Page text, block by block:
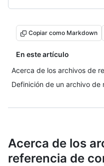
Copiar como Markdown
En este artículo
Acerca de los archivos de
Definición de un archivo de
Acerca de los
referencia de